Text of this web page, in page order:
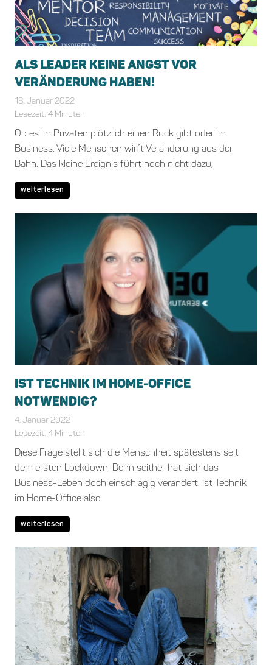
ALS LEADER KEINE ANGST VOR
VERÄNDERUNG HABEN!
18. Januar 2022
Lesezeit: 4 Minuten
Ob es im Privaten plötzlich einen Ruck gibt oder im
Business. Viele Menschen wirft Veränderung aus der
Bahn. Das kleine Ereignis führt noch nicht dazu,
weiterlesen
IST TECHNIK IM HOME-OFFICE
NOTWENDIG?
4. Januar 2022
Lesezeit: 4 Minuten
Diese Frage stellt sich die Menschheit spätestens seit
dem ersten Lockdown. Denn seither hat sich das
Business-Leben doch einschlägig verändert. Ist Technik
im Home-Office also
weiterlesen